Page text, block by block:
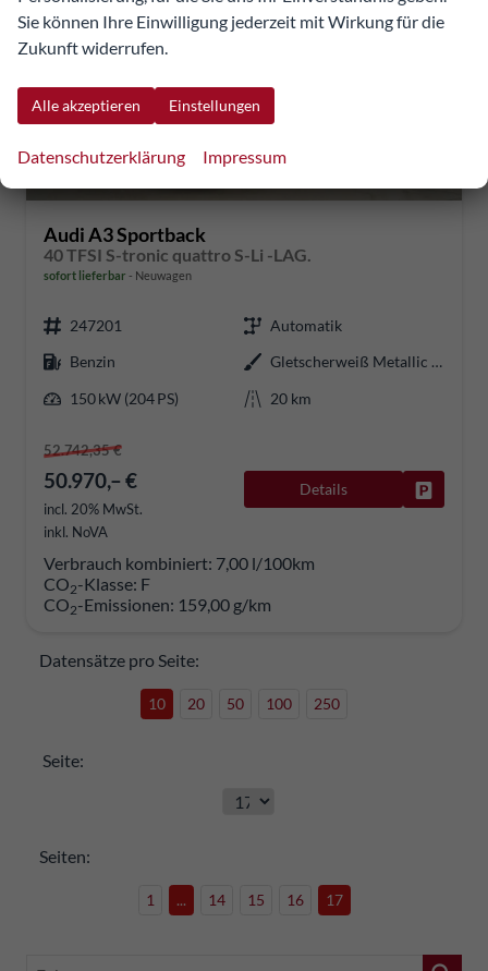
Audi A3 Sportback
40 TFSI S-tronic quattro S-Li -LAG.
sofort lieferbar Neuwagen
247201
Automatik
Benzin
Gletscherweiß Metallic (2Y)
150 kW (204 PS)
20 km
52.742,35 €
50.970,– €
incl. 20% MwSt.
inkl. NoVA
Details
Verbrauch kombiniert: 7,00 l/100km
CO2-Klasse: F
CO2-Emissionen: 159,00 g/km
Datensätze pro Seite:
10 20 50 100 250
Seite:
Seiten:
1 ... 14 15 16 17
Sie können Ihre Einwilligung jederzeit mit Wirkung für die
Zukunft widerrufen.
Alle akzeptieren Einstellungen
Datenschutzerklärung Impressum